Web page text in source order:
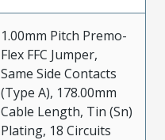
1.00mm Pitch Premo-
Flex FFC Jumper,
Same Side Contacts
(Type A), 178.00mm
Cable Length, Tin (Sn)
Plating, 18 Circuits